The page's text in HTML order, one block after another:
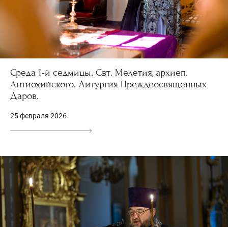
Среда 1-й седмицы. Свт. Мелетия, архиеп.
Антиохийского. Литургия Преждеосвященных
Даров.
25 февраля 2026